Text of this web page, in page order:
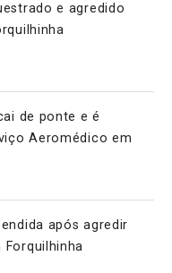
e agredido
de ponte e é
Aeromédico em
após agredir